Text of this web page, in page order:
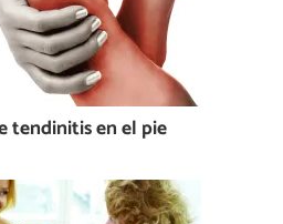
tendinitis en el pie